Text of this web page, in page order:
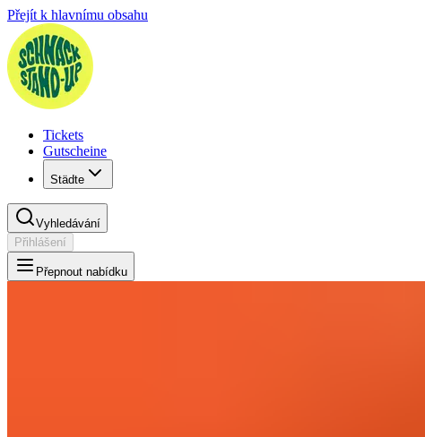
Přejít k hlavnímu obsahu
Tickets
Gutscheine
Städte
Vyhledávání
Přihlášení
Přepnout nabídku